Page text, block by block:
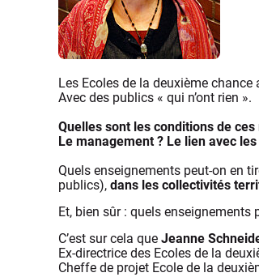
Les Ecoles de la deuxième
Avec des publics « qui n’ont rien ».
Quelles sont les conditions de ces
Le management ? Le lien avec
Quels enseignements peut-on en
publics), dans les collectivités
Et, bien sûr : quels enseignements
C’est sur cela que Jeanne
Ex-directrice des Ecoles de la
Cheffe de projet Ecole de la